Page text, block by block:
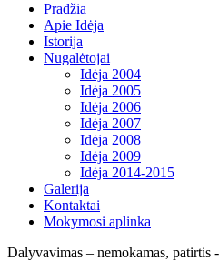
Pradžia
Apie Idėja
Istorija
Nugalėtojai
Idėja 2004
Idėja 2005
Idėja 2006
Idėja 2007
Idėja 2008
Idėja 2009
Idėja 2014-2015
Galerija
Kontaktai
Mokymosi aplinka
Dalyvavimas – nemokamas, patirtis